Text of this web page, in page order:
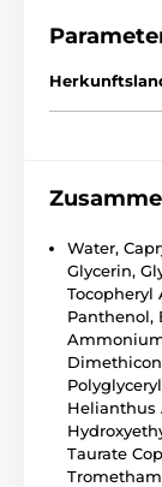
Water,
Glycerin,
Tocopheryl
Panthenol,
Helianthus
Taurate